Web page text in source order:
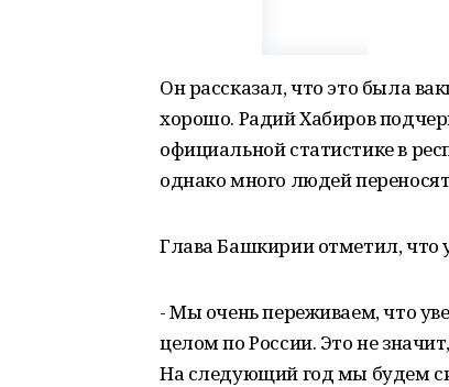
Он рассказал, что это была
хорошо. Радий Хабиров
официальной статистике в
однако много людей
Глава Башкирии отметил, что
- Мы очень переживаем, что
целом по России. Это не
На следующий год мы будем